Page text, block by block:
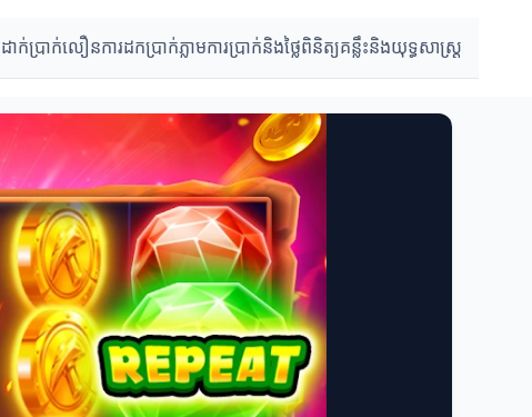
ដាក់ប្រាក់លឿនការដកប្រាក់ភ្លាមការប្រាក់និងថ្លៃពិនិត្យគន្លឹះនិងយុទ្ធសាស្រ្ត